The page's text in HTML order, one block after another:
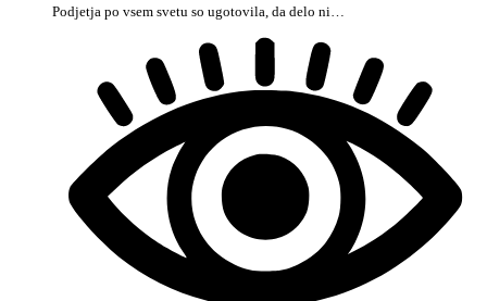
Podjetja po vsem svetu so ugotovila, da delo ni…